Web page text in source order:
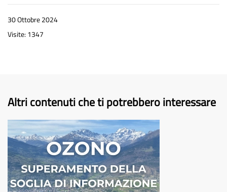
30 Ottobre 2024
Visite: 1347
Altri contenuti che ti potrebbero interessare